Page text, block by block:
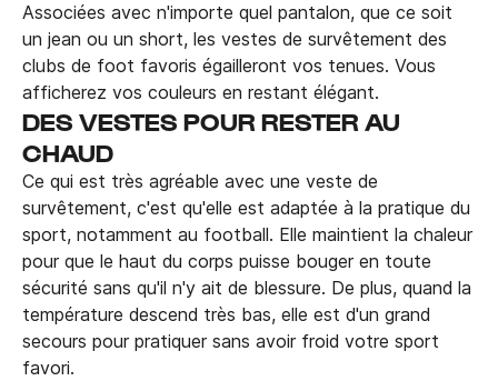
Associées avec n'importe quel pantalon, que ce soit
un jean ou un short, les vestes de survêtement des
clubs de foot favoris égailleront vos tenues. Vous
afficherez vos couleurs en restant élégant.
DES VESTES POUR RESTER AU
CHAUD
Ce qui est très agréable avec une veste de
survêtement, c'est qu'elle est adaptée à la pratique du
sport, notamment au football. Elle maintient la chaleur
pour que le haut du corps puisse bouger en toute
sécurité sans qu'il n'y ait de blessure. De plus, quand la
température descend très bas, elle est d'un grand
secours pour pratiquer sans avoir froid votre sport
favori.